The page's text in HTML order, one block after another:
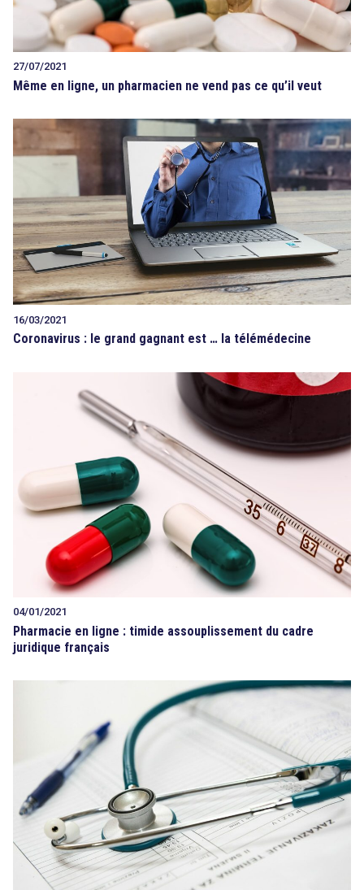
27/07/2021
Même en ligne, un pharmacien ne vend pas ce qu’il veut
16/03/2021
Coronavirus : le grand gagnant est … la télémédecine
04/01/2021
Pharmacie en ligne : timide assouplissement du cadre
juridique français